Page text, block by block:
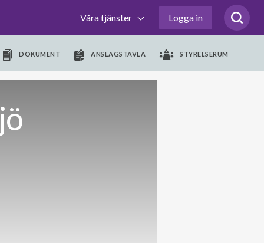
Våra tjänster Logga in
DOKUMENT ANSLAGSTAVLA STYRELSERUM